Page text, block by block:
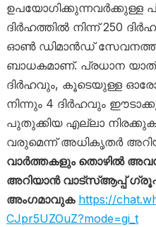
ഉപയോഗിക്കുന്നവർക്കുള്ള
ദിർഹത്തിൽ നിന്ന് 250
ഓൺ ഡിമാൻഡ്
ബാധകമാണ്. പ്രധാന
ദിർഹവും, കൂടെയുള്ള
നിന്നും 4 ദിർഹവും
പുതുക്കിയ എല്ലാ
വരുമെന്ന് അധികൃതർ
വാർത്തകളും തൊഴിൽ
അറിയാൻ വാട്സ്ആപ്പ്
അംഗമാവുക https://
CJpr5UZOuZ?mode=gi_t